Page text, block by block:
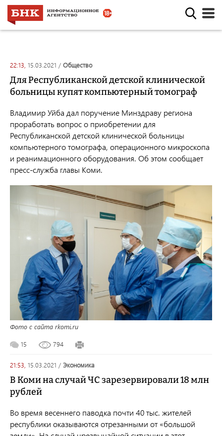
22:13, 15.03.2021 / общество
Для Республиканской детской клинической
больницы купят компьютерный томограф
Владимир Уйба дал поручение Минздраву региона
проработать вопрос о приобретении для
Республиканской детской клинической больницы
компьютерного томографа, операционного микроскопа
и реанимационного оборудования. Об этом сообщает
пресс-служба главы Коми.
Фото с сайта rkomi.ru
15 794
21:53, 15.03.2021 / экономика
В Коми на случай ЧС зарезервировали 18 млн
рублей
Во время весеннего паводка почти 40 тыс. жителей
республики оказываются отрезанными от «большой